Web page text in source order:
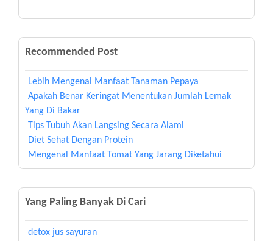
Recommended Post
Lebih Mengenal Manfaat Tanaman Pepaya
Apakah Benar Keringat Menentukan Jumlah Lemak
Yang Di Bakar
Tips Tubuh Akan Langsing Secara Alami
Diet Sehat Dengan Protein
Mengenal Manfaat Tomat Yang Jarang Diketahui
Yang Paling Banyak Di Cari
detox jus sayuran